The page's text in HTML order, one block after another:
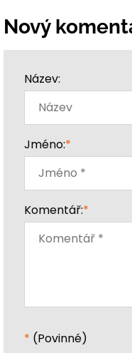
Nový
Název:
Jméno:*
Komentář:*
* (Povinné)